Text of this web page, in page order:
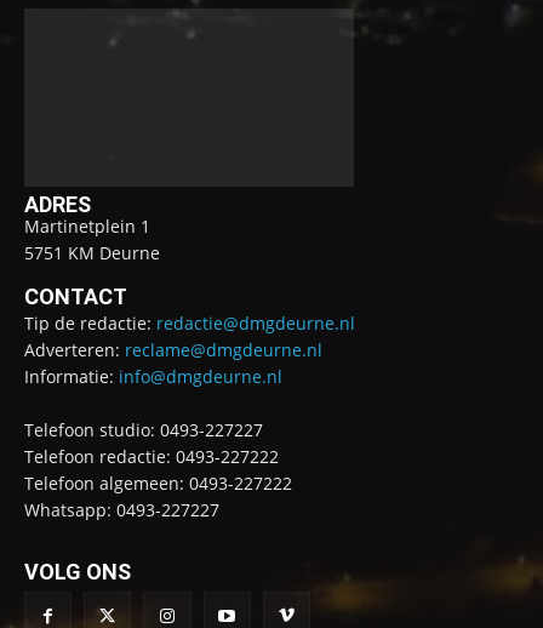
ADRES
Martinetplein 1
5751 KM Deurne
CONTACT
Tip de redactie: redactie@dmgdeurne.nl
Adverteren: reclame@dmgdeurne.nl
Informatie: info@dmgdeurne.nl
Telefoon studio: 0493-227227
Telefoon redactie: 0493-227222
Telefoon algemeen: 0493-227222
Whatsapp: 0493-227227
VOLG ONS